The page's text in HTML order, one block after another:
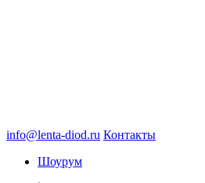
info@lenta-diod.ru Контакты
Шоурум